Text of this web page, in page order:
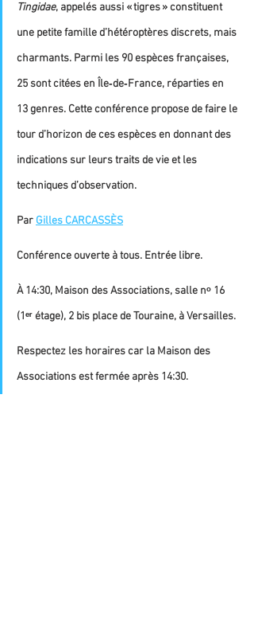
Tingidae, appelés aussi « tigres » constituent
une petite famille d’hétéroptères discrets, mais
charmants. Parmi les 90 espèces françaises,
25 sont citées en Île‐de‐France, réparties en
13 genres. Cette conférence propose de faire le
tour d’horizon de ces espèces en donnant des
indications sur leurs traits de vie et les
techniques d’observation.
Par Gilles CARCASSÈS
Conférence ouverte à tous. Entrée libre.
À 14:30, Maison des Associations, salle nᵒ 16
(1ᵉʳ étage), 2 bis place de Touraine, à Versailles.
Respectez les horaires car la Maison des
Associations est fermée après 14:30.